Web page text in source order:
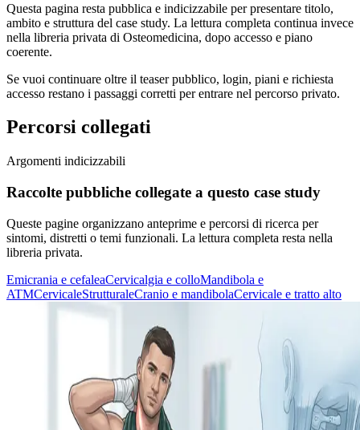
Questa pagina resta pubblica e indicizzabile per presentare titolo,
ambito e struttura del case study. La lettura completa continua invece
nella libreria privata di Osteomedicina, dopo accesso e piano
coerente.
Se vuoi continuare oltre il teaser pubblico, login, piani e richiesta
accesso restano i passaggi corretti per entrare nel percorso privato.
Percorsi collegati
Argomenti indicizzabili
Raccolte pubbliche collegate a questo case study
Queste pagine organizzano anteprime e percorsi di ricerca per
sintomi, distretti o temi funzionali. La lettura completa resta nella
libreria privata.
Emicrania e cefaleaCervicalgia e colloMandibola e
ATMCervicaleStrutturaleCranio e mandibolaCervicale e tratto alto